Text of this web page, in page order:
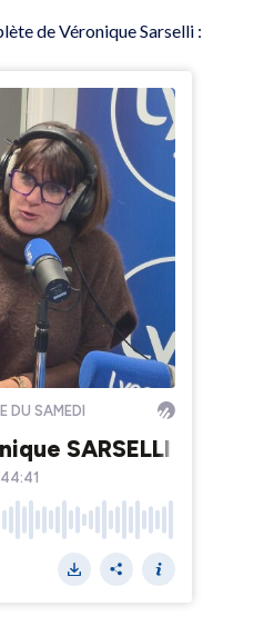
de Véronique Sarselli :